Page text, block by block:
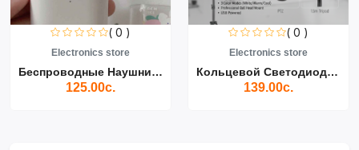
( 0 )
Electronics store
Беспроводные Наушники Air...
125.00с.
( 0 )
Electronics store
Кольцевой Светодиодный Св...
139.00с.